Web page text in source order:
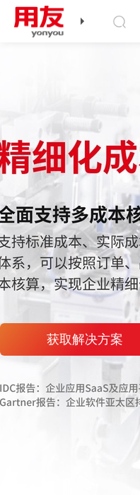
产品与服务
获取解决方案